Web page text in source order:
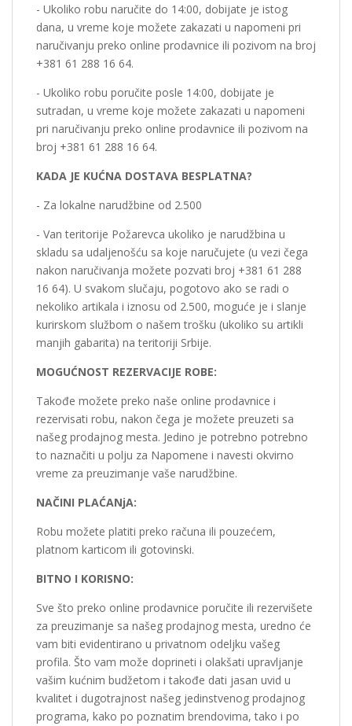
- Ukoliko robu naručite do 14:00, dobijate je istog
dana, u vreme koje možete zakazati u napomeni pri
naručivanju preko online prodavnice ili pozivom na broj
+381 61 288 16 64.
- Ukoliko robu poručite posle 14:00, dobijate je
sutradan, u vreme koje možete zakazati u napomeni
pri naručivanju preko online prodavnice ili pozivom na
broj +381 61 288 16 64.
KADA JE KUĆNA DOSTAVA BESPLATNA?
- Za lokalne narudžbine od 2.500
- Van teritorije Požarevca ukoliko je narudžbina u
skladu sa udaljenošću sa koje naručujete (u vezi čega
nakon naručivanja možete pozvati broj +381 61 288
16 64). U svakom slučaju, pogotovo ako se radi o
nekoliko artikala i iznosu od 2.500, moguće je i slanje
kurirskom službom o našem trošku (ukoliko su artikli
manjih gabarita) na teritoriji Srbije.
MOGUĆNOST REZERVACIJE ROBE:
Takođe možete preko naše online prodavnice i
rezervisati robu, nakon čega je možete preuzeti sa
našeg prodajnog mesta. Jedino je potrebno potrebno
to naznačiti u polju za Napomene i navesti okvirno
vreme za preuzimanje vaše narudžbine.
NAČINI PLAĆANjA:
Robu možete platiti preko računa ili pouzećem,
platnom karticom ili gotovinski.
BITNO I KORISNO:
Sve što preko online prodavnice poručite ili rezervišete
za preuzimanje sa našeg prodajnog mesta, uredno će
vam biti evidentirano u privatnom odeljku vašeg
profila. Što vam može doprineti i olakšati upravljanje
vašim kućnim budžetom i takođe dati jasan uvid u
kvalitet i dugotrajnost našeg jedinstvenog prodajnog
programa, kako po poznatim brendovima, tako i po